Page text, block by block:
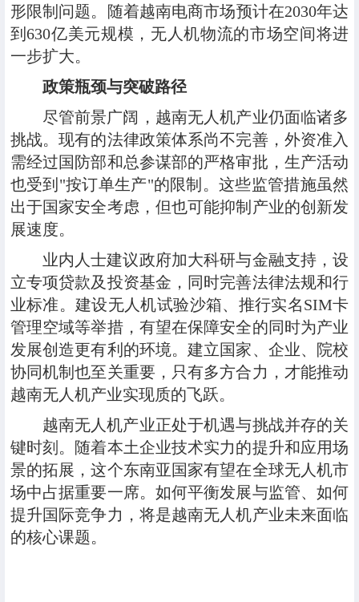
形限制问题。随着越南电商市场预计在2030年达
到630亿美元规模，无人机物流的市场空间将进
一步扩大。
政策瓶颈与突破路径
尽管前景广阔，越南无人机产业仍面临诸多
挑战。现有的法律政策体系尚不完善，外资准入
需经过国防部和总参谋部的严格审批，生产活动
也受到"按订单生产"的限制。这些监管措施虽然
出于国家安全考虑，但也可能抑制产业的创新发
展速度。
业内人士建议政府加大科研与金融支持，设
立专项贷款及投资基金，同时完善法律法规和行
业标准。建设无人机试验沙箱、推行实名SIM卡
管理空域等举措，有望在保障安全的同时为产业
发展创造更有利的环境。建立国家、企业、院校
协同机制也至关重要，只有多方合力，才能推动
越南无人机产业实现质的飞跃。
越南无人机产业正处于机遇与挑战并存的关
键时刻。随着本土企业技术实力的提升和应用场
景的拓展，这个东南亚国家有望在全球无人机市
场中占据重要一席。如何平衡发展与监管、如何
提升国际竞争力，将是越南无人机产业未来面临
的核心课题。